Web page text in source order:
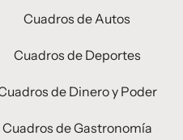
Cuadros de Autos
Cuadros de Deportes
de Dinero y Poder
Cuadros de Gastronomía